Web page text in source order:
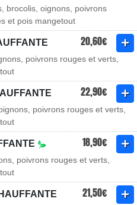
brocolis, oignons, poivrons
et pois mangetout
20,60€
poivrons rouges et verts,
22,90€
poivrons rouges et verts,
18,90€
poivrons rouges et verts,
21,50€